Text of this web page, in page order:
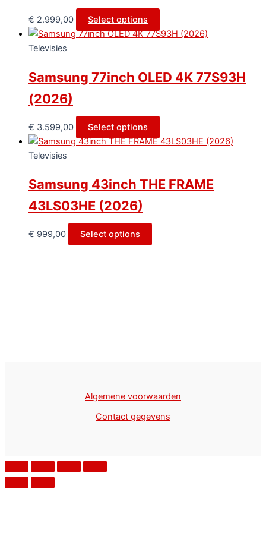
€ 2.999,00 Select options
Televisies
Samsung 77inch OLED 4K 77S93H
(2026)
€ 3.599,00 Select options
Televisies
Samsung 43inch THE FRAME
43LS03HE (2026)
€ 999,00 Select options
Algemene voorwaarden
Contact gegevens